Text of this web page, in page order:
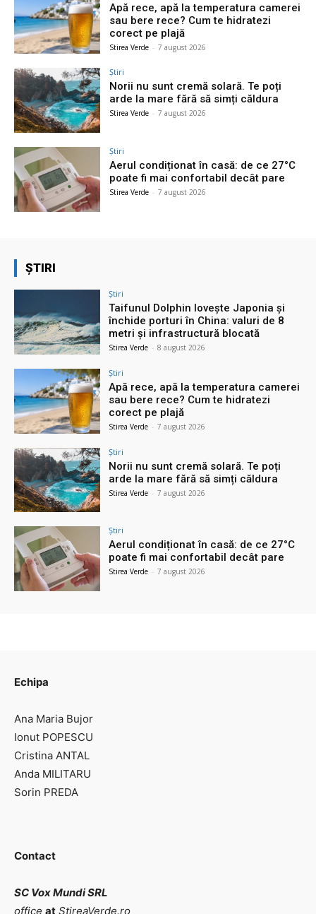
Apă rece, apă la temperatura camerei
sau bere rece? Cum te hidratezi
corect pe plajă
Stirea Verde - 7 august 2026
Știri
Norii nu sunt cremă solară. Te poți
arde la mare fără să simți căldura
Stirea Verde - 7 august 2026
Știri
Aerul condiționat în casă: de ce 27°C
poate fi mai confortabil decât pare
Stirea Verde - 7 august 2026
ȘTIRI
Știri
Taifunul Dolphin lovește Japonia și
închide porturi în China: valuri de 8
metri și infrastructură blocată
Stirea Verde - 8 august 2026
Știri
Apă rece, apă la temperatura camerei
sau bere rece? Cum te hidratezi
corect pe plajă
Stirea Verde - 7 august 2026
Știri
Norii nu sunt cremă solară. Te poți
arde la mare fără să simți căldura
Stirea Verde - 7 august 2026
Știri
Aerul condiționat în casă: de ce 27°C
poate fi mai confortabil decât pare
Stirea Verde - 7 august 2026
Echipa
Ana Maria Bujor
Ionut POPESCU
Cristina ANTAL
Anda MILITARU
Sorin PREDA
Contact
SC Vox Mundi SRL
office at StireaVerde.ro